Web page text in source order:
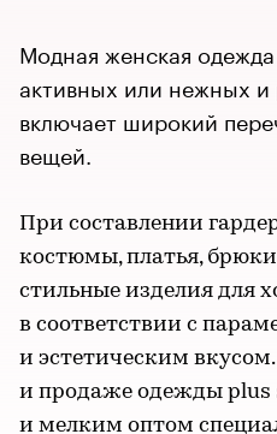
Модная женская
активных или нежных
включает широкий
вещей.
При составлении
костюмы, платья,
стильные изделия для
в соответствии с
и эстетическим
и продаже одежды plus
и мелким оптом